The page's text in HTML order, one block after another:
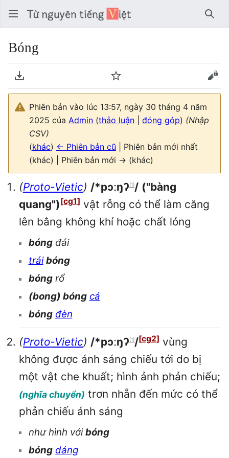
Tìm
Bóng
Tải về PDF Theo dõi
Phiên bản vào lúc 13:57, ngày 30 tháng 4 năm
2025 của Admin (thảo luận đóng góp) (Nhập
CSV)
(khác) ← Phiên bản cũ | Phiên bản mới nhất
(khác) | Phiên bản mới → (khác)
(Proto-Vietic) /*pɔːŋʔ [1]/ ("bàng
quang")[cg1] vật rỗng có thể làm căng
lên bằng không khí hoặc chất lỏng
bóngđái
trái bóng
bóngrổ
(bong) bóng cá
bóng đèn
(Proto-Vietic) /*pɔːŋʔ [1]/[cg2] vùng
không được ánh sáng chiếu tới do bị
một vật che khuất; hình ảnh phản chiếu;
(nghĩa chuyển) trơn nhẵn đến mức có thể
phản chiếu ánh sáng
như hình vớibóng
bóng dáng